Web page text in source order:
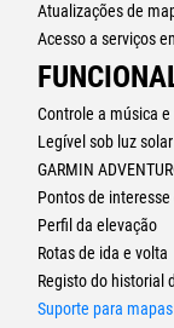
Atualizações de
Acesso a serviços
Controle a música
Legível sob luz
GARMIN
Pontos de
Perfil da elevação
Rotas de ida e volta
Registo do historial
Suporte para